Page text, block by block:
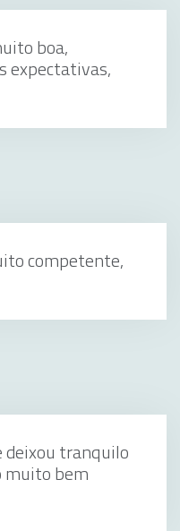
boa,
expectativas,
competente,
deixou tranquilo
muito bem